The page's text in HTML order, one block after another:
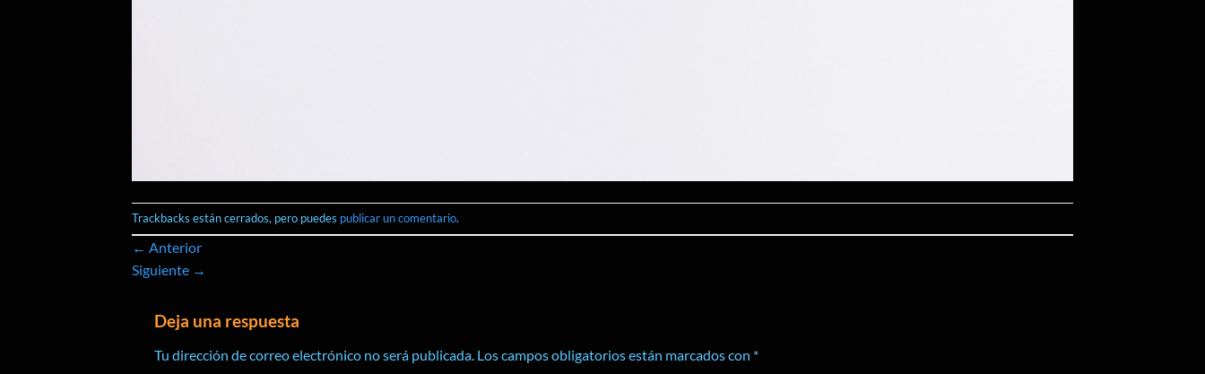
Trackbacks están cerrados, pero puedes publicar un comentario.
← Anterior
Siguiente →
Deja una respuesta
Tu dirección de correo electrónico no será publicada. Los campos obligatorios están marcados con *